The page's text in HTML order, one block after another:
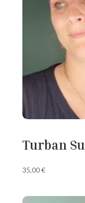
Turban
35,00€